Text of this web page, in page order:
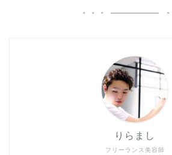
フリーランス美容師
りらまし